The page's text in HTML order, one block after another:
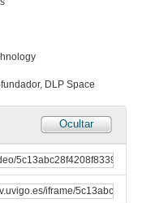
DLP Space
Ocultar
Corporate Presentation